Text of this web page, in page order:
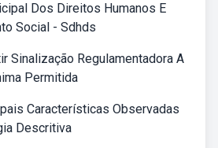
Dos Direitos Humanos E
Social - Sdhds
Sinalização Regulamentadora A
Permitida
Características Observadas
Descritiva